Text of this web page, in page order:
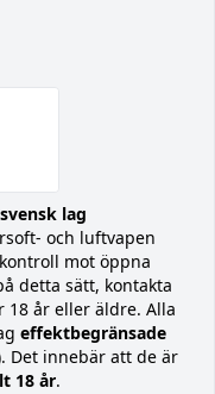
lag
och luftvapen
mot öppna
detta sätt, kontakta
18 år eller äldre. Alla
effektbegränsade
Det innebär att de är
18 år.